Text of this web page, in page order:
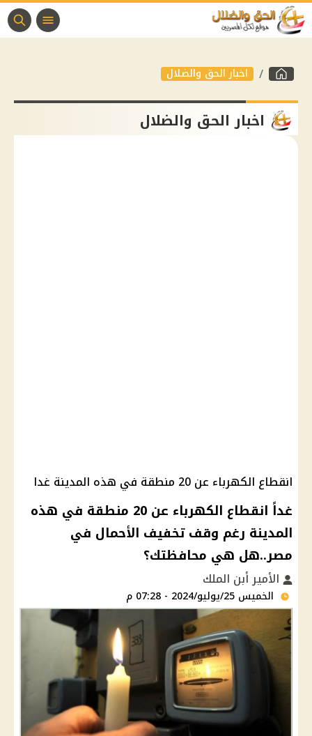
اخبار الحق والضلال
اخبار الحق والضلال
انقطاع الكهرباء عن 20 منطقة في هذه المدينة غدا
غداً انقطاع الكهرباء عن 20 منطقة في هذه
المدينة رغم وقف تخفيف الأحمال في
مصر..هل هي محافظتك؟
الأمير أبن الملك
الخميس 25/يوليو/2024 - 07:28 م